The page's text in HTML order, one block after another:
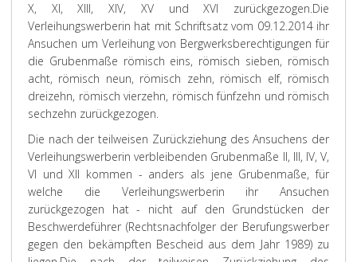
X, XI, XIII, XIV, XV und XVI zurückgezogen.Die
Verleihungswerberin hat mit Schriftsatz vom 09.12.2014 ihr
Ansuchen um Verleihung von Bergwerksberechtigungen für
die Grubenmaße römisch eins, römisch sieben, römisch
acht, römisch neun, römisch zehn, römisch elf, römisch
dreizehn, römisch vierzehn, römisch fünfzehn und römisch
sechzehn zurückgezogen.
Die nach der teilweisen Zurückziehung des Ansuchens der
Verleihungswerberin verbleibenden Grubenmaße II, III, IV, V,
VI und XII kommen - anders als jene Grubenmaße, für
welche die Verleihungswerberin ihr Ansuchen
zurückgezogen hat - nicht auf den Grundstücken der
Beschwerdeführer (Rechtsnachfolger der Berufungswerber
gegen den bekämpften Bescheid aus dem Jahr 1989) zu